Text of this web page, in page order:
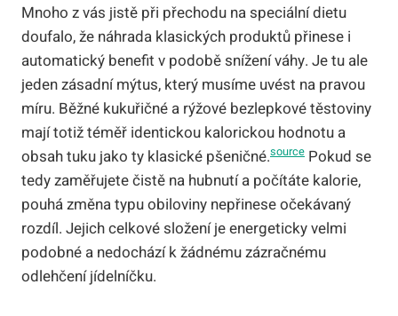
Mnoho z vás jistě při přechodu na speciální dietu
doufalo, že náhrada klasických produktů přinese i
automatický benefit v podobě snížení váhy. Je tu ale
jeden zásadní mýtus, který musíme uvést na pravou
míru. Běžné kukuřičné a rýžové bezlepkové těstoviny
mají totiž téměř identickou kalorickou hodnotu a
obsah tuku jako ty klasické pšeničné.source Pokud se
tedy zaměřujete čistě na hubnutí a počítáte kalorie,
pouhá změna typu obiloviny nepřinese očekávaný
rozdíl. Jejich celkové složení je energeticky velmi
podobné a nedochází k žádnému zázračnému
odlehčení jídelníčku.